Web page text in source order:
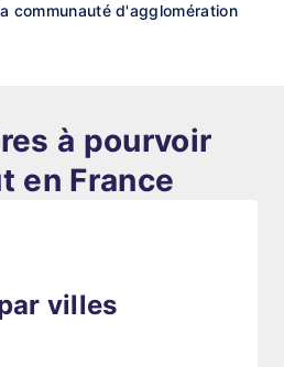
communauté d'agglomération
à pourvoir
en France
villes